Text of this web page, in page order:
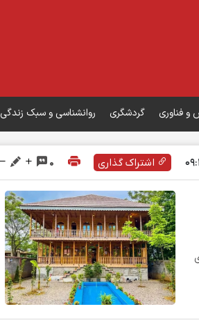
و فناوری گردشگری روانشناسی و سبک زندگی
اشتراک گذاری 0